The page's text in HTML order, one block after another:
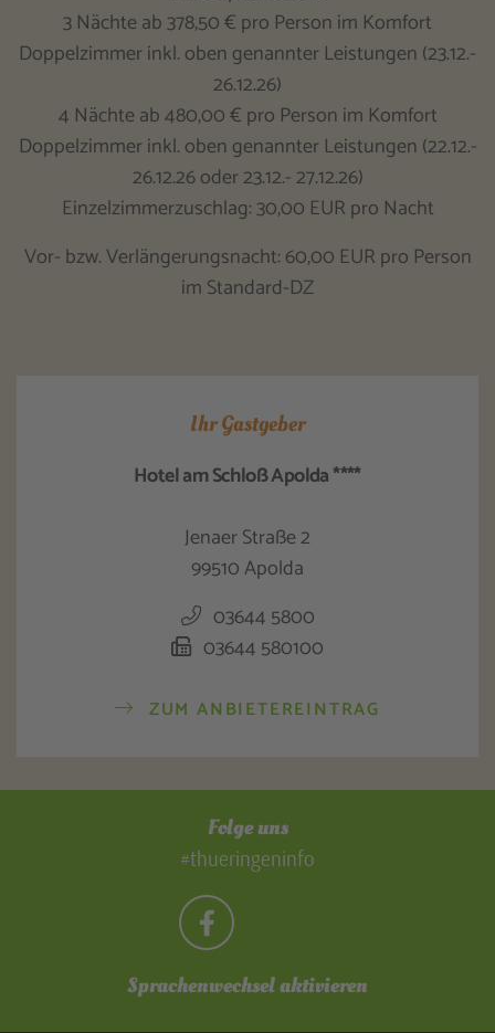
3 Nächte ab 378,50 € pro Person im Komfort
Doppelzimmer inkl. oben genannter Leistungen (23.12.-
26.12.26)
4 Nächte ab 480,00 € pro Person im Komfort
Doppelzimmer inkl. oben genannter Leistungen (22.12.-
26.12.26 oder 23.12.- 27.12.26)
Einzelzimmerzuschlag: 30,00 EUR pro Nacht
Vor- bzw. Verlängerungsnacht: 60,00 EUR pro Person
im Standard-DZ
Ihr Gastgeber
Hotel am Schloß Apolda ****
Jenaer Straße 2
99510 Apolda
03644 5800
03644 580100
ZUM ANBIETEREINTRAG
Folge uns
#thueringeninfo
Sprachenwechsel aktivieren